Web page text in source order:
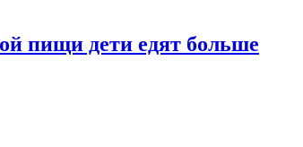
пищи дети едят больше